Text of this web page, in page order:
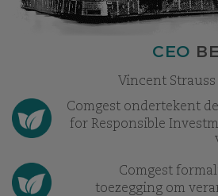
CEO
Vincent Strauss
Comgest ondertekent
for Responsible
Comgest
toezegging om